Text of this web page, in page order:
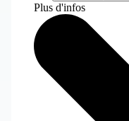
Plus d'infos